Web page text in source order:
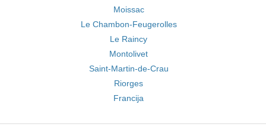
Moissac
Le Chambon-Feugerolles
Le Raincy
Montolivet
Saint-Martin-de-Crau
Riorges
Francija